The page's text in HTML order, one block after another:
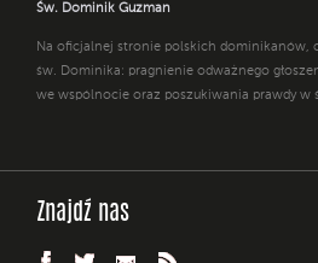
Św. Dominik Guzman
Na oficjalnej stronie polskich dominikanów,
św. Dominika: pragnienie odważnego
we wspólnocie oraz poszukiwania prawdy w
Znajdź nas